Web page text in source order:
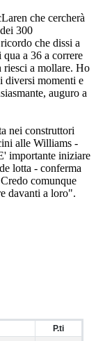
che cercherà
300
che dissi a
a 36 a correre
riesci a mollare. Ho
diversi momenti e
auguro a
nei construttori
alle Williams -
importante iniziare
lotta - conferma
comunque
davanti a loro".